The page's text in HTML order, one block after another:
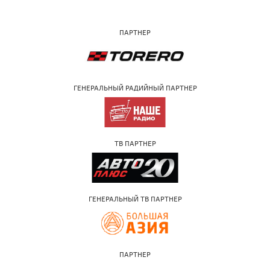
ПАРТНЕР
ГЕНЕРАЛЬНЫЙ РАДИЙНЫЙ ПАРТНЕР
ТВ ПАРТНЕР
ГЕНЕРАЛЬНЫЙ ТВ ПАРТНЕР
ПАРТНЕР